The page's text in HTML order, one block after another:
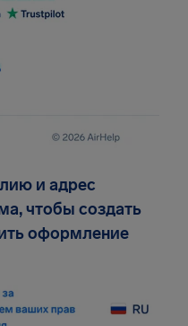
и адрес
чтобы создать
оформление